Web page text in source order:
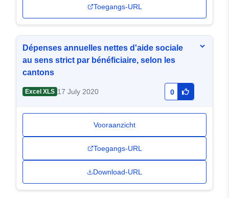
Toegangs-URL
Dépenses annuelles nettes d'aide sociale
au sens strict par bénéficiaire, selon les
cantons
Excel XLS 17 July 2020 0
Vooraanzicht
Toegangs-URL
Download-URL